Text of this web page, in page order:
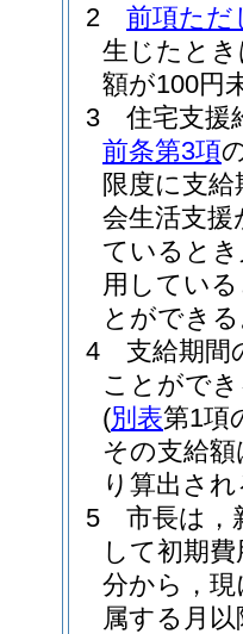
2
前項ただ
生じたと
額が100円
3
住宅支援
前条第3項
限度に支
会生活支
ていると
用してい
とができ
4
支給期間
ことがで
(別表第1項
その支給
り算出さ
5
市長は，
して初期
分から，
属する月